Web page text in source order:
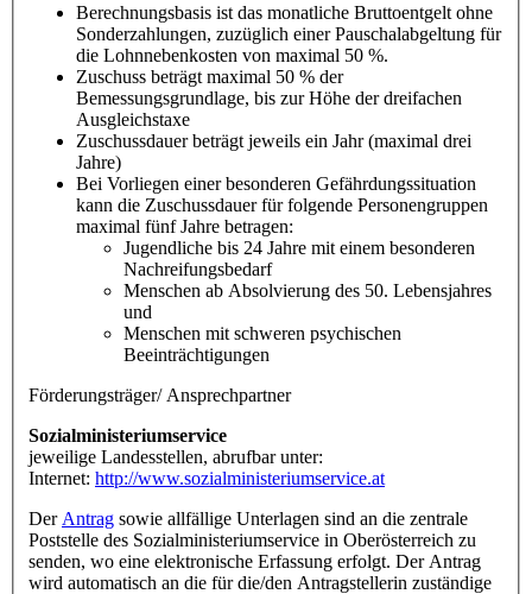
Berechnungsbasis ist das monatliche Bruttoentgelt ohne
Sonderzahlungen, zuzüglich einer Pauschalabgeltung für
die Lohnnebenkosten von maximal 50 %.
Zuschuss beträgt maximal 50 % der
Bemessungsgrundlage, bis zur Höhe der dreifachen
Ausgleichstaxe
Zuschussdauer beträgt jeweils ein Jahr (maximal drei
Jahre)
Bei Vorliegen einer besonderen Gefährdungssituation
kann die Zuschussdauer für folgende Personengruppen
maximal fünf Jahre betragen:
Jugendliche bis 24 Jahre mit einem besonderen
Nachreifungsbedarf
Menschen ab Absolvierung des 50. Lebensjahres
und
Menschen mit schweren psychischen
Beeinträchtigungen
Förderungsträger/ Ansprechpartner
Sozialministeriumservice
jeweilige Landesstellen, abrufbar unter:
Internet: http://www.sozialministeriumservice.at
Der Antrag sowie allfällige Unterlagen sind an die zentrale
Poststelle des Sozialministeriumservice in Oberösterreich zu
senden, wo eine elektronische Erfassung erfolgt. Der Antrag
wird automatisch an die für die/den Antragstellerin zuständige